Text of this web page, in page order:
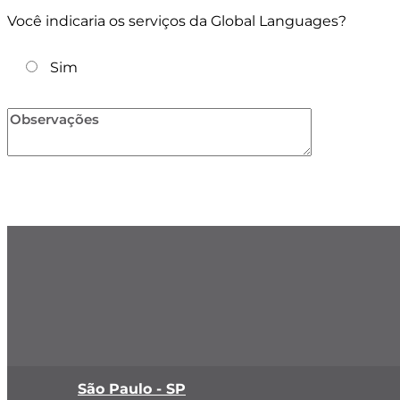
Você indicaria os serviços da Global Languages?
Sim
São Paulo - SP